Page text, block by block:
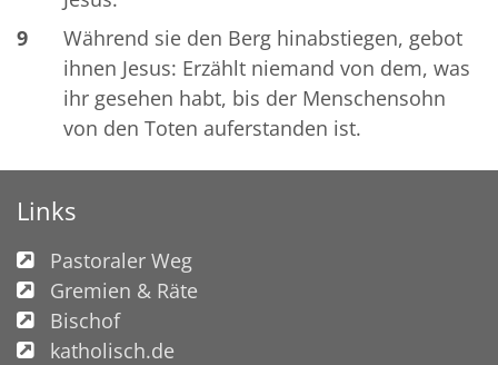
9
Während sie den Berg hinabstiegen, gebot
ihnen Jesus: Erzählt niemand von dem, was
ihr gesehen habt, bis der Menschensohn
von den Toten auferstanden ist.
Links
Pastoraler Weg
Gremien & Räte
Bischof
katholisch.de